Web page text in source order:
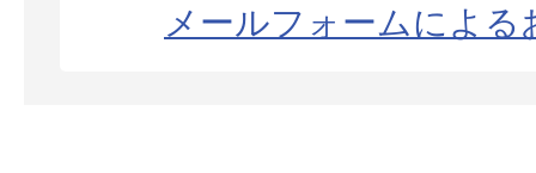
メールフォームによる